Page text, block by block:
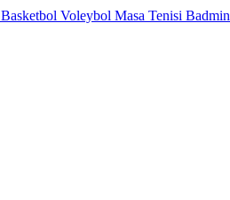
Basketbol Voleybol Masa Tenisi